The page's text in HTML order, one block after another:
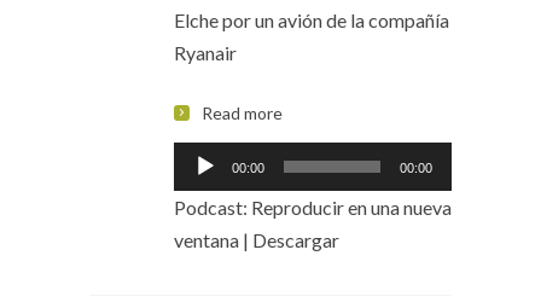
Elche por un avión de la compañía
Ryanair
Read more
Reproductor
de
audio
00:00 00:00
Podcast: Reproducir en una nueva
ventana | Descargar